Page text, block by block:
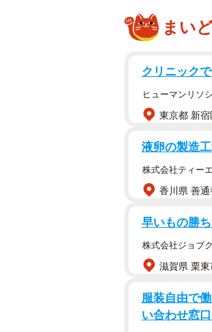
たりするとその
います。
また口の中は温
し、体の中のタ
ります。これが
歯科用金属によ
の裏に水ぶくれ
物を外し、別の
ではなぜ歯科治
負荷がかかるこ
きました。また
みますね。
まい
クリニック
ヒューマンリソ
東京都 新宿
液卵の製造
株式会社ティー
香川県 善通
早いもの勝
株式会社ジョブ
滋賀県 栗東
服装自由で
い合わせ窓